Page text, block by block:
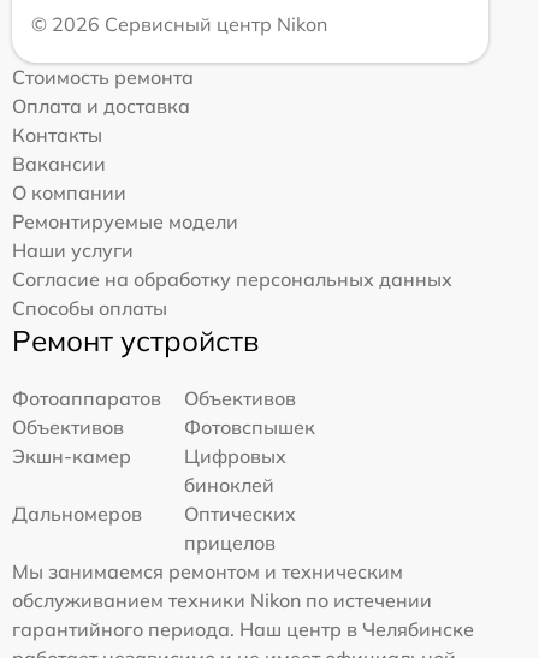
© 2026 Сервисный центр Nikon
Стоимость ремонта
Оплата и доставка
Контакты
Вакансии
О компании
Ремонтируемые модели
Наши услуги
Согласие на обработку персональных данных
Способы оплаты
Ремонт устройств
Фотоаппаратов
Объективов
Объективов
Фотовспышек
Экшн-камер
Цифровых
биноклей
Дальномеров
Оптических
прицелов
Мы занимаемся ремонтом и техническим
обслуживанием техники Nikon по истечении
гарантийного периода. Наш центр в Челябинске